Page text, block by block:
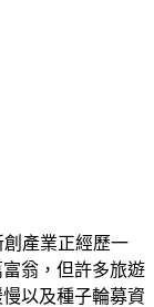
產業正經歷一
翁，但許多旅遊
以及種子輪募資